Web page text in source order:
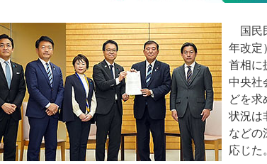
国民
年改定
首相に
中央社
どを求
状況は
などの
応じた